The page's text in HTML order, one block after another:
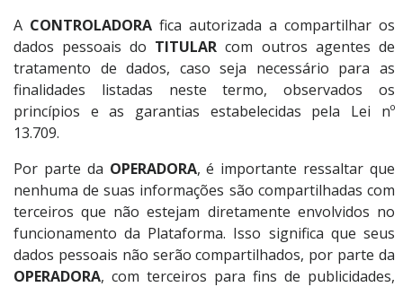
A CONTROLADORAfica autorizada a compartilhar os
dados pessoais do TITULAR com outros agentes de
tratamento de dados, caso seja necessário para as
finalidades listadas neste termo, observados os
princípios e as garantias estabelecidas pela Lei nº
13.709.
Por parte da OPERADORA, é importante ressaltar que
nenhuma de suas informações são compartilhadas com
terceiros que não estejam diretamente envolvidos no
funcionamento da Plataforma. Isso significa que seus
dados pessoais não serão compartilhados, por parte da
OPERADORA, com terceiros para fins de publicidades,